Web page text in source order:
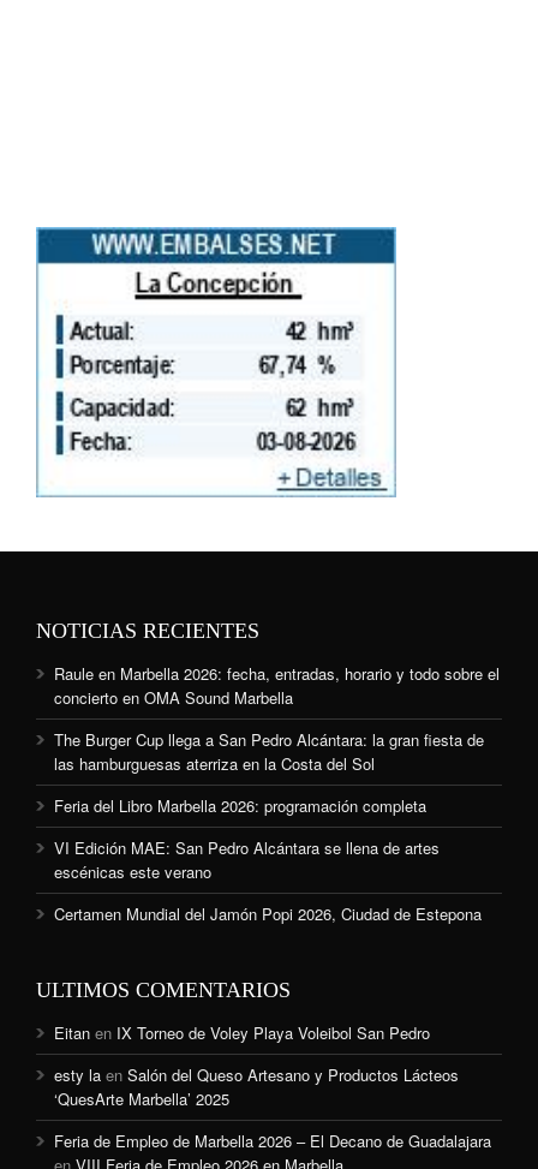
NOTICIAS RECIENTES
Raule en Marbella 2026: fecha, entradas, horario y todo sobre el
concierto en OMA Sound Marbella
The Burger Cup llega a San Pedro Alcántara: la gran fiesta de
las hamburguesas aterriza en la Costa del Sol
Feria del Libro Marbella 2026: programación completa
VI Edición MAE: San Pedro Alcántara se llena de artes
escénicas este verano
Certamen Mundial del Jamón Popi 2026, Ciudad de Estepona
ULTIMOS COMENTARIOS
Eitan en IX Torneo de Voley Playa Voleibol San Pedro
esty la en Salón del Queso Artesano y Productos Lácteos
‘QuesArte Marbella’ 2025
Feria de Empleo de Marbella 2026 – El Decano de Guadalajara